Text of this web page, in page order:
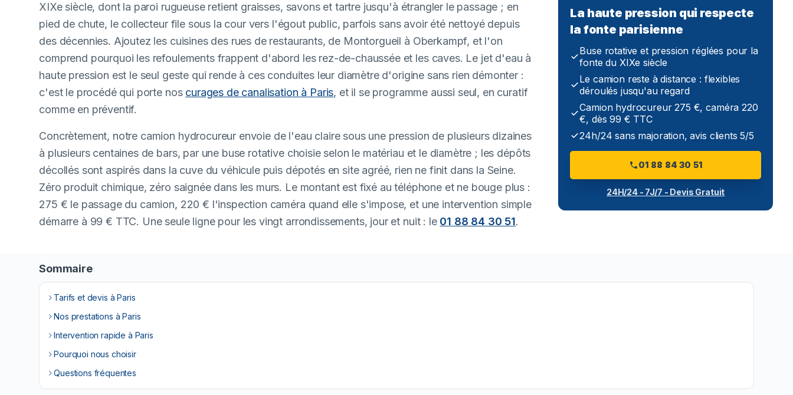
XIXe siècle, dont la paroi rugueuse retient graisses, savons et tartre jusqu'à étrangler le passage ; en
pied de chute, le collecteur file sous la cour vers l'égout public, parfois sans avoir été nettoyé depuis
des décennies. Ajoutez les cuisines des rues de restaurants, de Montorgueil à Oberkampf, et l'on
comprend pourquoi les refoulements frappent d'abord les rez-de-chaussée et les caves. Le jet d'eau à
haute pression est le seul geste qui rende à ces conduites leur diamètre d'origine sans rien démonter :
c'est le procédé qui porte nos curages de canalisation à Paris, et il se programme aussi seul, en curatif
comme en préventif.
Concrètement, notre camion hydrocureur envoie de l'eau claire sous une pression de plusieurs dizaines
à plusieurs centaines de bars, par une buse rotative choisie selon le matériau et le diamètre ; les dépôts
décollés sont aspirés dans la cuve du véhicule puis dépotés en site agréé, rien ne finit dans la Seine.
Zéro produit chimique, zéro saignée dans les murs. Le montant est fixé au téléphone et ne bouge plus :
275 € le passage du camion, 220 € l'inspection caméra quand elle s'impose, et une intervention simple
démarre à 99 € TTC. Une seule ligne pour les vingt arrondissements, jour et nuit : le 01 88 84 30 51.
La haute pression qui respecte
la fonte parisienne
Buse rotative et pression réglées pour la
fonte du XIXe siècle
Le camion reste à distance : flexibles
déroulés jusqu'au regard
Camion hydrocureur 275 €, caméra 220
€, dès 99 € TTC
24h/24 sans majoration, avis clients 5/5
01 88 84 30 51
24H/24 - 7J/7 - Devis Gratuit
Sommaire
Tarifs et devis à Paris
Nos prestations à Paris
Intervention rapide à Paris
Pourquoi nous choisir
Questions fréquentes